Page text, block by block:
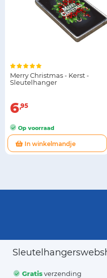
Merry Christmas - Kerst -
Sleutelhanger
6 95
Op voorraad
In winkelmandje
Gratisverzending